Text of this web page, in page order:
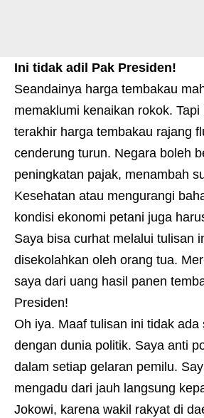
Ini tidak adil Pak Presiden!
Seandainya harga tembakau
memaklumi kenaikan rokok.
terakhir harga tembakau rajang
cenderung turun. Negara boleh
peningkatan pajak, menambah
Kesehatan atau mengurangi
kondisi ekonomi petani juga
Saya bisa curhat melalui tulisan
disekolahkan oleh orang tua.
saya dari uang hasil panen
Presiden!
Oh iya. Maaf tulisan ini tidak ada
dengan dunia politik. Saya anti
dalam setiap gelaran pemilu.
mengadu dari jauh langsung
Jokowi, karena wakil rakyat di